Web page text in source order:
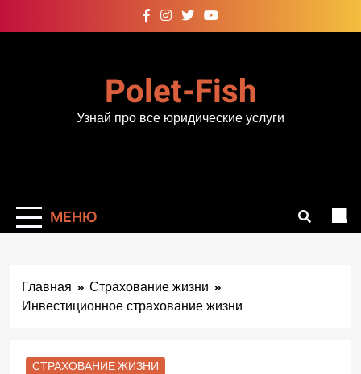
к
Polet-Fish
Узнай про все юридические услуги
МЕНЮ
Главная
Страхование жизни
Инвестиционное страхование жизни
СТРАХОВАНИЕ ЖИЗНИ